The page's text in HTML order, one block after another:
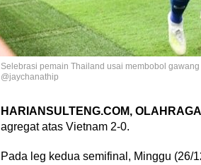
Selebrasi pemain Thailand usai membobol
@jaychanathip
HARIANSULTENG.COM, OLAHRAGA
agregat atas Vietnam 2-0.
Pada leg kedua semifinal, Minggu (26/